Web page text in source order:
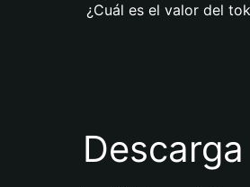
¿Cuál es el valor del